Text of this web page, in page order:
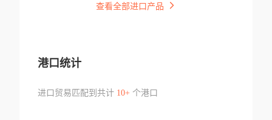
查看全部进口产品
港口统计
进口贸易匹配到共计 10+个港口